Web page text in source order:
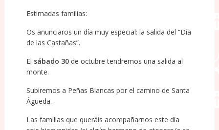
Estimadas familias:
Os anunciaros un día muy especial: la salida del “Día
de las Castañas”.
El sábado 30de octubre tendremos una salida al
monte.
Subiremos a Peñas Blancas por el camino de Santa
Águeda.
Las familias que queráis acompañarnos este día